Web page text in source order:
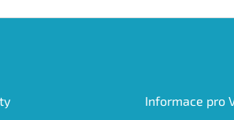
Informace pro